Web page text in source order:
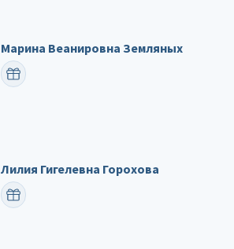
Марина Веанировна Земляных
ПОЗДРАВИТЬ
Лилия Гигелевна Горохова
ПОЗДРАВИТЬ